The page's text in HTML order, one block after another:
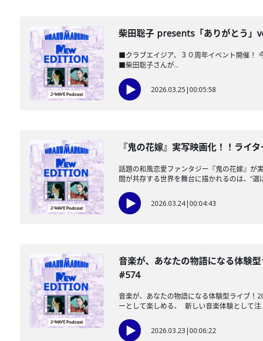
柴田聡子 presents「ありがとう」
■クラブエイジア、３０周年イベント開催！
■柴田聡子さんが...
2026.03.25 |00:05:58
『鬼の花嫁』実写映画化！！ライ
話題の和風恋愛ファンタジー『鬼の花嫁』が
間が共存する世界を舞台に描かれるのは、“選
2026.03.24|00:04:43
音楽が、あなたの物語になる体験
#574
音楽が、あなたの物語になる体験型ライブ！
ーとして楽しめる、 新しい音楽体験として注
2026.03.23 |00:06:22